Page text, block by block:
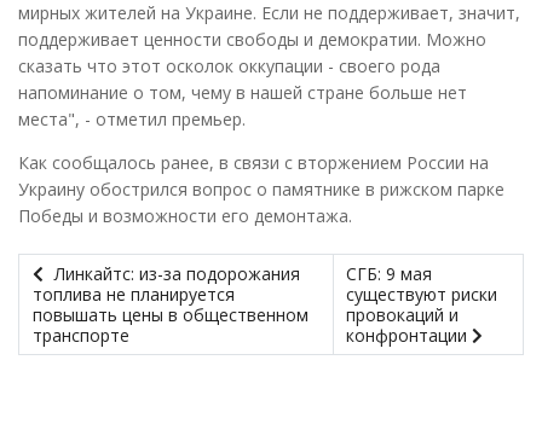
мирных жителей на Украине. Если не поддерживает, значит,
поддерживает ценности свободы и демократии. Можно
сказать что этот осколок оккупации - своего рода
напоминание о том, чему в нашей стране больше нет
места", - отметил премьер.
Как сообщалось ранее, в связи с вторжением России на
Украину обострился вопрос о памятнике в рижском парке
Победы и возможности его демонтажа.
Линкайтс: из-за подорожания
топлива не планируется
повышать цены в общественном
транспорте
СГБ: 9 мая
существуют риски
провокаций и
конфронтации